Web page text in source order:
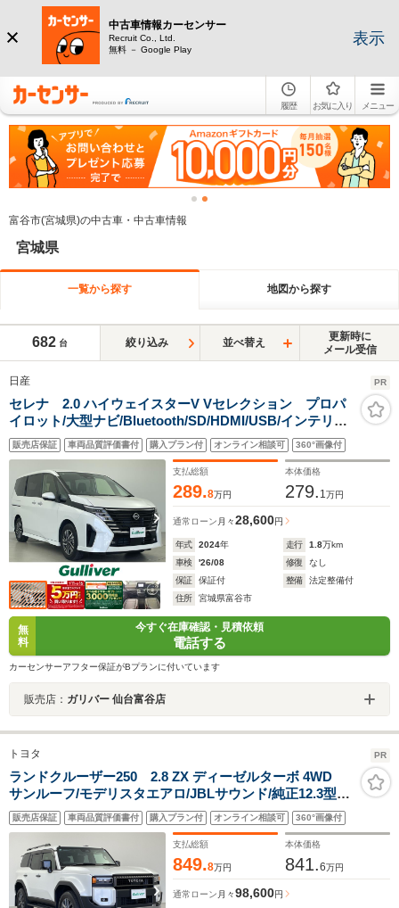
中古車情報カーセンサー
Recruit Co., Ltd.
無料 － Google Play
表示
履歴 お気に入り メニュー
富谷市(宮城県)の中古車・中古車情報
宮城県
一覧から探す 地図から探す
682 台 絞り込み 並べ替え
更新時に
メール受信
日産 PR
セレナ 2.0 ハイウェイスターV Vセレクション プロパ
イロット/大型ナビ/Bluetooth/SD/HDMI/USB/インテリジ
ェントアラウンドビューモニター/エマージェンシーブレ
ーキ/デジタルインナーミラー/両側ハンズフリーオートス
ライドドア/ドライブレコーダー/禁煙車
販売店保証 車両品質評価書付 購入プラン付 オンライン相談可 360°画像付
支払総額
289.8万円
本体価格
279. 1万円
通常ローン 月々28,600円
年式 2024年 走行 1.8万km
車検
'26/08 修復
なし
保証
保証付 整備
法定整備付
住所
宮城県富谷市
無
料
今すぐ在庫確認・見積依頼
電話する
カーセンサーアフター保証がBプランに付いています
販売店： ガリバー 仙台富谷店
トヨタ PR
ランドクルーザー250 2.8 ZX ディーゼルターボ 4WD
サンルーフ/モデリスタエアロ/JBLサウンド/純正12.3型ナ
ビ/地デジTV/Bluetooth/Miracast/デジタルミラー/ブライ
ンドスポットモニター/ワイヤレス充電/純正マッドガー
ド/ETC2.0/プッシュスタート/LEDライト/禁煙車
販売店保証 車両品質評価書付 購入プラン付 オンライン相談可 360°画像付
支払総額
849.8万円
本体価格
841.6万円
通常ローン 月々98,600円